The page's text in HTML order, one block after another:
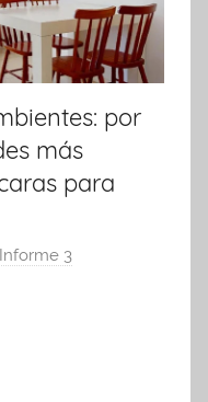
por
más
para
Informe 3